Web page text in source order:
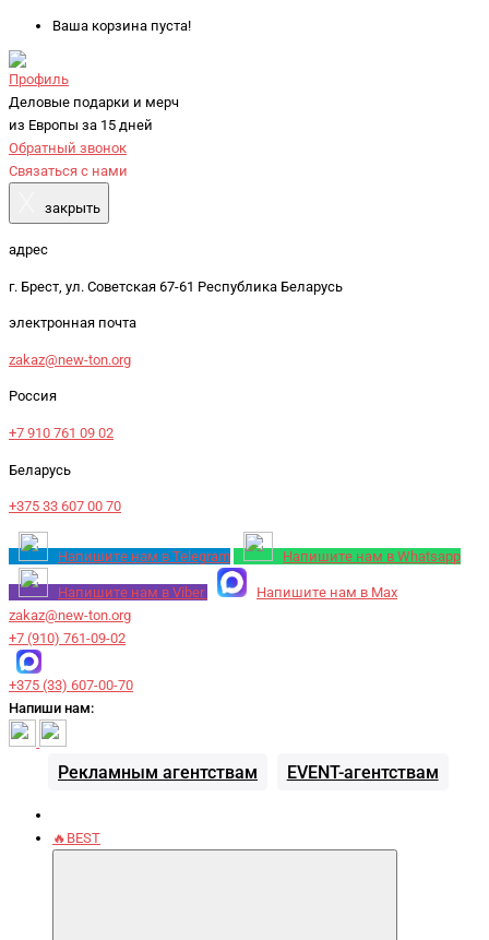
Ваша корзина пуста!
Профиль
Деловые подарки и мерч
из Европы за 15 дней
Обратный звонок
Связаться с нами
закрыть
адрес
г. Брест, ул. Советская 67-61 Республика Беларусь
электронная почта
zakaz@new-ton.org
Россия
+7 910 761 09 02
Беларусь
+375 33 607 00 70
Напишите нам в Telegram Напишите нам в Whatsapp
Напишите нам в Viber
Напишите нам в Max
zakaz@new-ton.org
+7 (910) 761-09-02
+375 (33) 607-00-70
Напиши нам:
Рекламным агентствам EVENT-агентствам
🔥BEST